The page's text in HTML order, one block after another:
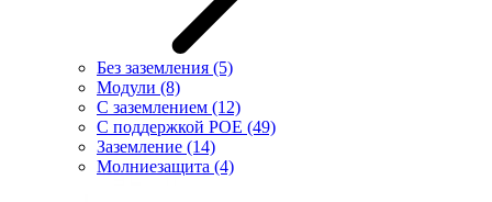
Без заземления (5)
Модули (8)
С заземлением (12)
С поддержкой POE (49)
Заземление (14)
Молниезащита (4)